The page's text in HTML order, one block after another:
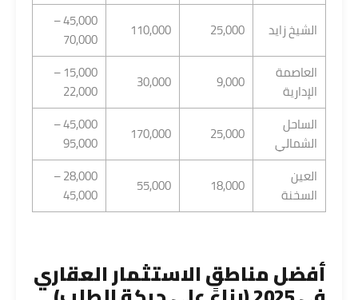
الشيخ زايد
25,000
110,000
45,000 –
70,000
العاصمة
الإدارية
9,000
30,000
15,000 –
22,000
الساحل
الشمالي
25,000
170,000
45,000 –
95,000
العين
السخنة
18,000
55,000
28,000 –
45,000
أفضل مناطقالاستثمار العقاري